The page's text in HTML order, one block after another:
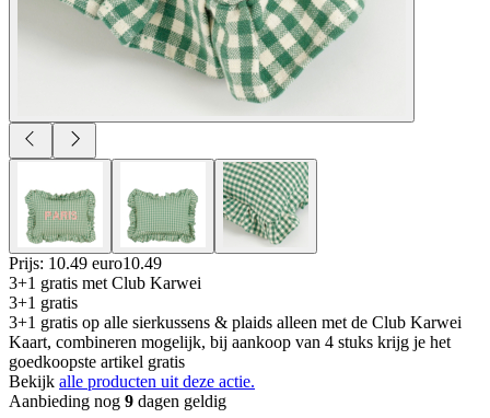
Prijs: 10.49 euro10.49
3+1 gratis met Club Karwei
3+1 gratis
3+1 gratis op alle sierkussens & plaids alleen met de Club Karwei
Kaart, combineren mogelijk, bij aankoop van 4 stuks krijg je het
goedkoopste artikel gratis
Bekijk alle producten uit deze actie.
Aanbieding nog 9 dagen geldig